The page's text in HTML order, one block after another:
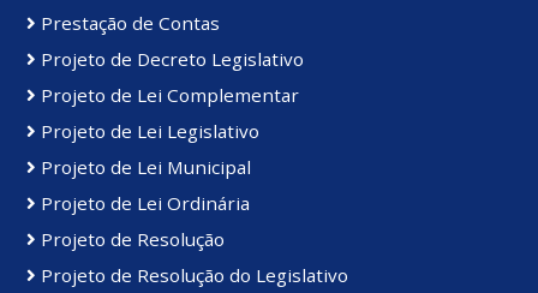
Prestação de Contas
Projeto de Decreto Legislativo
Projeto de Lei Complementar
Projeto de Lei Legislativo
Projeto de Lei Municipal
Projeto de Lei Ordinária
Projeto de Resolução
Projeto de Resolução do Legislativo